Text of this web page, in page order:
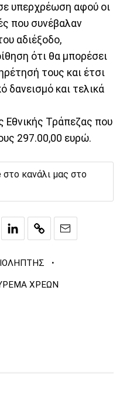
υπερχρέωση αφού οι
που συνέβαλαν
αδιέξοδο,
ότι θα μπορέσει
τους και έτσι
δανεισμό και τελικά
Εθνικής Τράπεζας που
297.00,00 ευρώ.
κανάλι μας στο
·
ΧΡΕΩΝ